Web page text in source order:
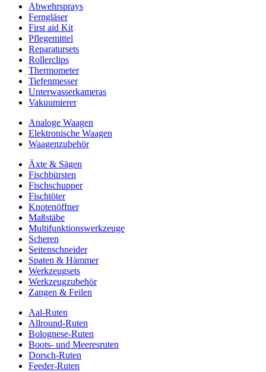
Abwehrsprays
Ferngläser
First aid Kit
Pflegemittel
Reparatursets
Rollerclips
Thermometer
Tiefenmesser
Unterwasserkameras
Vakuumierer
Analoge Waagen
Elektronische Waagen
Waagenzubehör
Äxte & Sägen
Fischbürsten
Fischschupper
Fischtöter
Knotenöffner
Maßstäbe
Multifunktionswerkzeuge
Scheren
Seitenschneider
Spaten & Hämmer
Werkzeugsets
Werkzeugzubehör
Zangen & Feilen
Aal-Ruten
Allround-Ruten
Bolognese-Ruten
Boots- und Meeresruten
Dorsch-Ruten
Feeder-Ruten